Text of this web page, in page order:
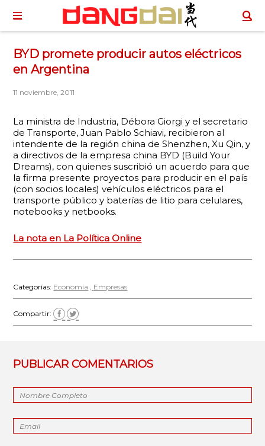
BYD promete producir autos eléctricos
en Argentina
11 noviembre, 2011
La ministra de Industria, Débora Giorgi y el secretario
de Transporte, Juan Pablo Schiavi, recibieron al
intendente de la región china de Shenzhen, Xu Qin, y
a directivos de la empresa china BYD (Build Your
Dreams), con quienes suscribió un acuerdo para que
la firma presente proyectos para producir en el país
(con socios locales) vehículos eléctricos para el
transporte público y baterías de litio para celulares,
notebooks y netbooks.
La nota en La Política Online
Categorías: Economía Empresas
Compartir:
PUBLICAR COMENTARIOS